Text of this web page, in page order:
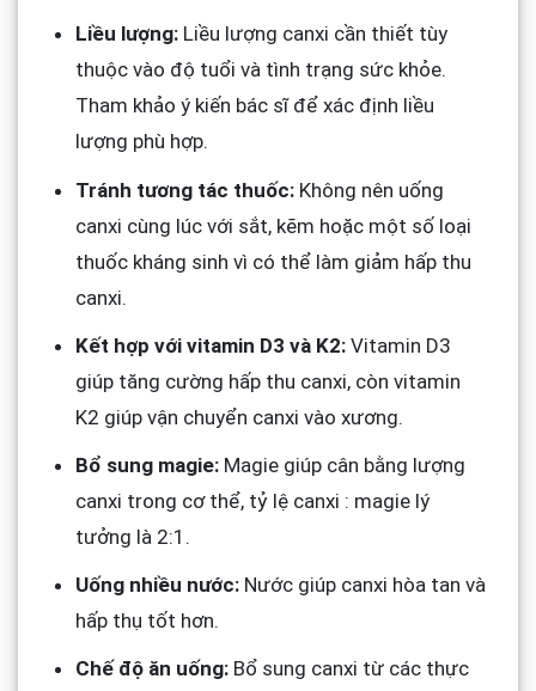
Liều lượng:Liều lượng canxi cần thiết tùy
thuộc vào độ tuổi và tình trạng sức khỏe.
Tham khảo ý kiến bác sĩ để xác định liều
lượng phù hợp.
Tránh tương tác thuốc:Không nên uống
canxi cùng lúc với sắt, kẽm hoặc một số loại
thuốc kháng sinh vì có thể làm giảm hấp thu
canxi.
Kết hợp với vitamin D3 và K2:Vitamin D3
giúp tăng cường hấp thu canxi, còn vitamin
K2 giúp vận chuyển canxi vào xương.
Bổ sung magie:Magie giúp cân bằng lượng
canxi trong cơ thể, tỷ lệ canxi : magie lý
tưởng là 2:1.
Uống nhiều nước:Nước giúp canxi hòa tan và
hấp thụ tốt hơn.
Chế độ ăn uống:Bổ sung canxi từ các thực